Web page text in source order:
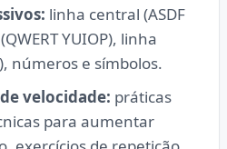
linha central (ASDF
YUIOP), linha
números e símbolos.
velocidade: práticas
para aumentar